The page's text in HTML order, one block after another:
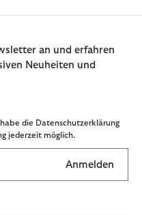
an und erfahren
Neuheiten und
die Datenschutzerklärung
jederzeit möglich.
Anmelden